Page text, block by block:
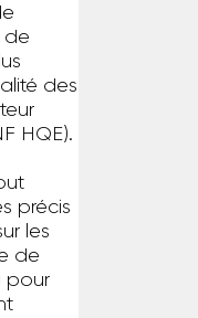
de
des
HQE).
précis
les
de
pour